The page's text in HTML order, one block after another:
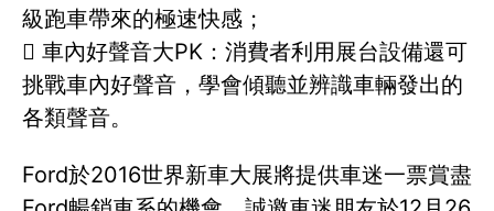
級跑車帶來的極速快感；
 車內好聲音大PK：消費者利用展台設備還可
挑戰車內好聲音，學會傾聽並辨識車輛發出的
各類聲音。
Ford於2016世界新車大展將提供車迷一票賞盡